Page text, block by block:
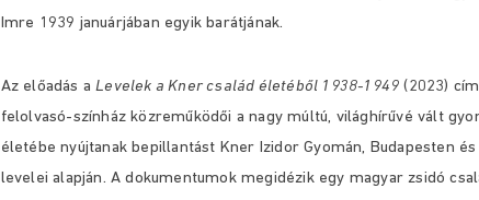
Imre 1939 januárjában egyik barátjának.
Az előadás aLevelek a Kner család életéből 1938-1949 (2023)
felolvasó-színház közreműködői a nagy múltú, világhírűvé vált
életébe nyújtanak bepillantást Kner Izidor Gyomán, Budapesten
levelei alapján. A dokumentumok megidézik egy magyar zsidó